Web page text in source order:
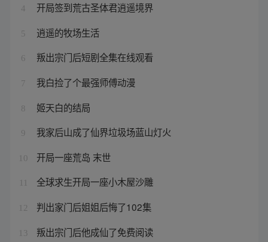
4 开局签到荒古圣体君逍遥境界
5 逍遥的牧场生活
6 叛出宗门后短剧全集在线观看
7 我白捡了个最强师傅动漫
8 姬天白的结局
9 我家后山成了仙界垃圾场蓝山灯火
10 开局一座荒岛 末世
全球求生开局一座小木屋沙雕
12 判出家门后姐姐后悔了102集
13 叛出宗门后他成仙了免费阅读